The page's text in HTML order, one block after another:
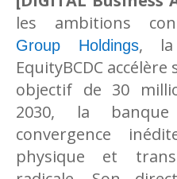
les ambitions
Group Holdings, la
EquityBCDC
objectif de 30
2030, la
convergence
physique et